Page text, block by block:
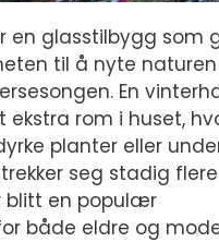
en glasstilbygg som
til å nyte
En
ekstra rom i huset,
planter eller
seg stadig flere
blitt en populær
både eldre og